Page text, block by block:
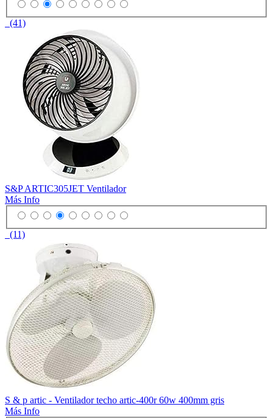
(41)
S&P ARTIC305JET Ventilador
Más Info
(11)
S & p artic - Ventilador techo artic-400r 60w 400mm gris
Más Info